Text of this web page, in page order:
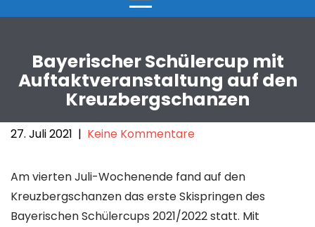
Bayerischer Schülercup mit
Auftaktveranstaltung auf den
Kreuzbergschanzen
27. Juli 2021 | Keine Kommentare
Am vierten Juli-Wochenende fand auf den
Kreuzbergschanzen das erste Skispringen des
Bayerischen Schülercups 2021/2022 statt. Mit